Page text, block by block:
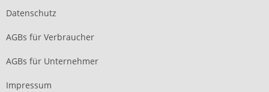
Datenschutz
AGBs für Verbraucher
AGBs für Unternehmer
Impressum